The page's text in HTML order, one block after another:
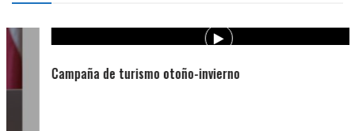
Campaña de turismo otoño-invierno